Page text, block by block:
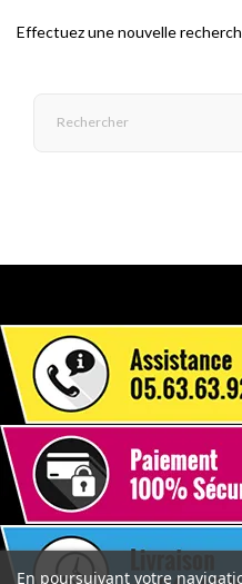
Effectuez une nouvelle
En poursuivant votre